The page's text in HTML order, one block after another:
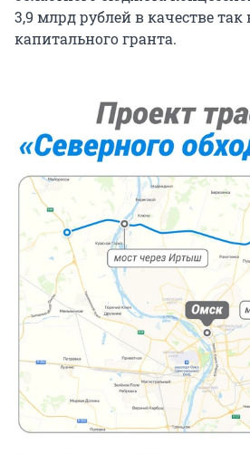
3,9 млрд рублей в качестве
капитального гранта.